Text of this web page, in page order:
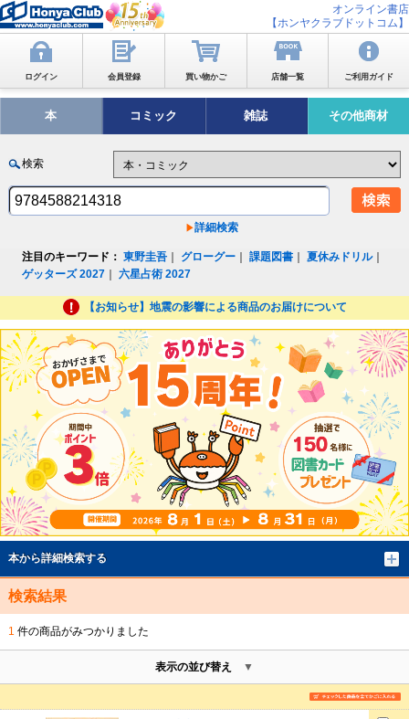
オンライン書店
【ホンヤクラブドットコム】
ログイン 会員登録 買い物かご 店舗一覧 ご利用ガイド
本 コミック 雑誌 その他商材
検索
詳細検索
注目のキーワード： 東野圭吾 グローグー ｜課題図書 ｜夏休みドリル｜
ゲッターズ 2027 ｜六星占術 2027
【お知らせ】地震の影響による商品のお届けについて
本から詳細検索する
検索結果
1 件の商品がみつかりました
表示の並び替え